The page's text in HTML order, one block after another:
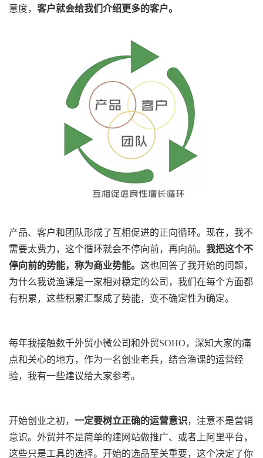
意度， 客户就会给我们介绍更多的客户。
产品、客户和团队形成了互相促进的正向循环。现在，我不
需要太费力，这个循环就会不停向前，再向前。 我把这个不
停向前的势能，称为商业势能。 这也回答了我开始的问题，
为什么我说渔课是一家相对稳定的公司，我们在每个方面都
有积累，这些积累汇聚成了势能，变不确定性为确定。
每年我接触数千外贸小微公司和外贸SOHO，深知大家的痛
点和关心的地方，作为一名创业老兵，结合渔课的运营经
验，我有一些建议给大家参考。
开始创业之初， 一定要树立正确的运营意识，注意不是营销
意识。外贸并不是简单的建网站做推广、或者上阿里平台，
这些只是工具的选择。开始的选品至关重要，这个决定了你